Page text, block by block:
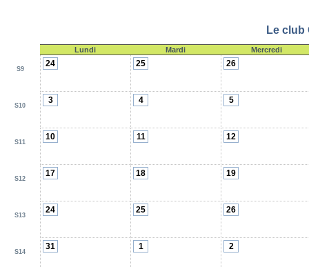
Le club
Lundi Mardi Mercredi
S9
24 25 26
S10
3 4 5
S11
10 11 12
S12
17 18 19
S13
24 25 26
S14
31 1 2